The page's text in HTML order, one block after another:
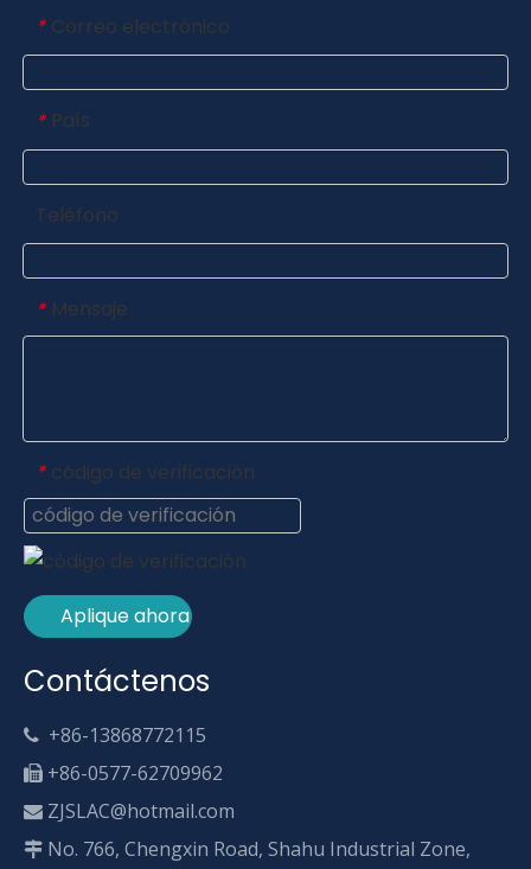
* Correo electrónico
* País
Teléfono
* Mensaje
* código de verificación
Aplique ahora
Contáctenos
 +86-13868772115
 +86-0577-62709962
 ZJSLAC@hotmail.com
 No. 766, Chengxin Road, Shahu Industrial Zone,